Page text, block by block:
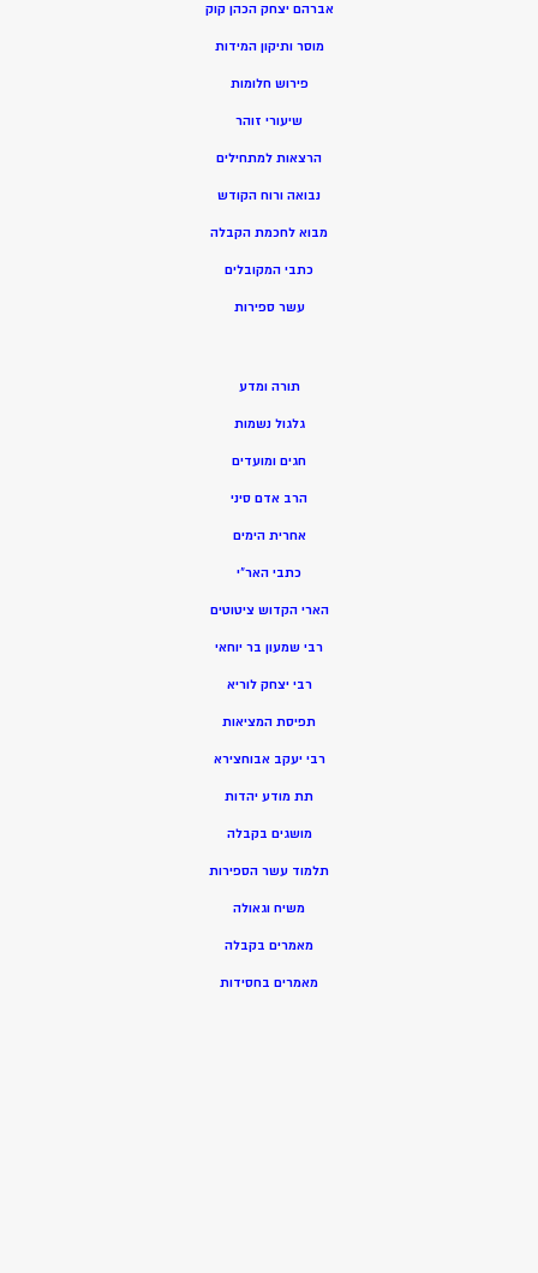
אברהם יצחק הכהן קוק
מוסר ותיקון המידות
פירוש חלומות
שיעורי זוהר
הרצאות למתחילים
נבואה ורוח הקודש
מבוא לחכמת הקבלה
כתבי המקובלים
עשר ספירות
תורה ומדע
גלגול נשמות
חגים ומועדים
הרב אדם סיני
אחרית הימים
כתבי האר”י
הארי הקדוש ציטוטים
רבי שמעון בר יוחאי
רבי יצחק לוריא
תפיסת המציאות
רבי יעקב אבוחצירא
תת מודע יהדות
מושגים בקבלה
תלמוד עשר הספירות
משיח וגאולה
מאמרים בקבלה
מאמרים בחסידות